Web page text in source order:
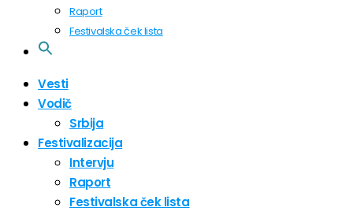
Raport
Festivalska ček lista
Vesti
Vodič
Srbija
Festivalizacija
Intervju
Raport
Festivalska ček lista